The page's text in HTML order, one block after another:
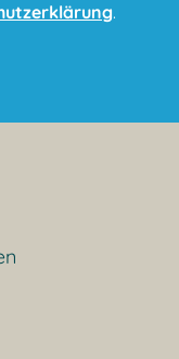
.